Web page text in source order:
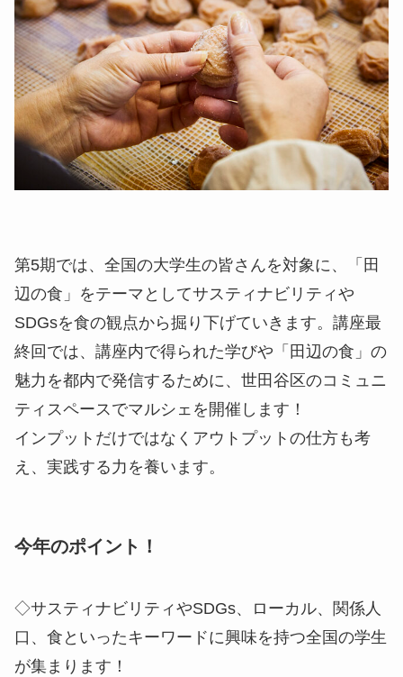
第5期では、全国の大学生の皆さんを対象に、「田
辺の食」をテーマとしてサスティナビリティや
SDGsを食の観点から掘り下げていきます。講座最
終回では、講座内で得られた学びや「田辺の食」の
魅力を都内で発信するために、世田谷区のコミュニ
ティスペースでマルシェを開催します！
インプットだけではなくアウトプットの仕方も考
え、実践する力を養います。
今年のポイント！
◇サスティナビリティやSDGs、ローカル、関係人
口、食といったキーワードに興味を持つ全国の学生
が集まります！